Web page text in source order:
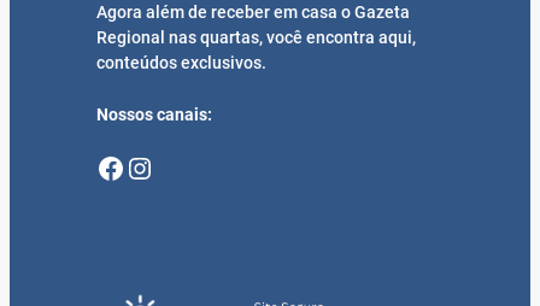
Agora além de receber em casa o Gazeta
Regional nas quartas, você encontra aqui,
conteúdos exclusivos.
Nossos canais:
Facebook Instagram